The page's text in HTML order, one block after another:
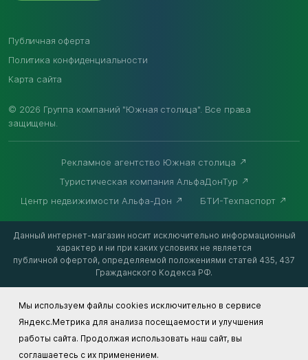
© 2026 Группа компаний "Южная столица". Все права
защищены.
Публичная оферта
Политика конфиденциальности
Карта сайта
Рекламное агентство Южная столица
Туристическая компания АльфаДонТур
Центр недвижимости Альфа-Дон
БТИ-Техпаспорт
Данный интернет-магазин носит исключительно информационный
характер и ни при каких условиях не является
публичной офертой, определяемой положениями статей 435, 437
Гражданского Кодекса РФ.
Мы используем файлы cookies исключительно в сервисе
Яндекс.Метрика для анализа посещаемости и улучшения
работы сайта. Продолжая использовать наш сайт, вы
соглашаетесь с их применением.